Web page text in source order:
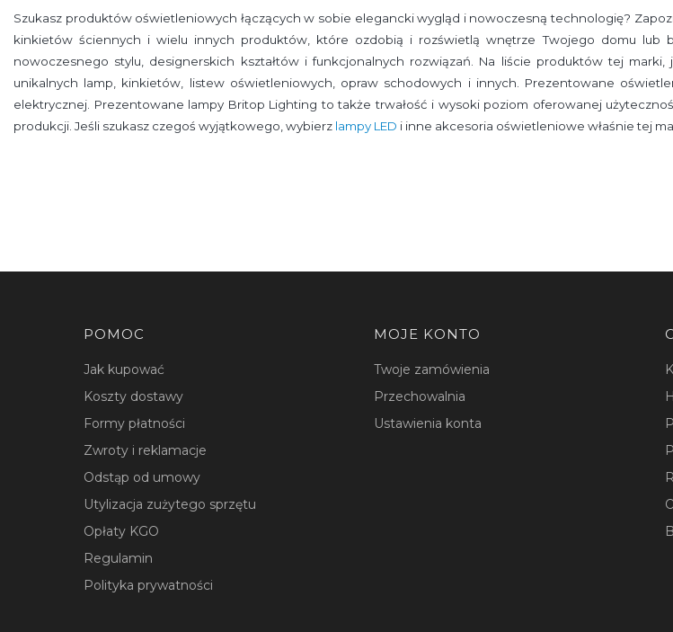
Szukasz produktów oświetleniowych łączących w sobie elegancki wygląd i nowoczesną technologię?
kinkietów ściennych i wielu innych produktów, które ozdobią i rozświetlą wnętrze Twojego domu lub
nowoczesnego stylu, designerskich kształtów i funkcjonalnych rozwiązań. Na liście produktów tej
unikalnych lamp, kinkietów, listew oświetleniowych, opraw schodowych i innych. Prezentowane
elektrycznej. Prezentowane lampy Britop Lighting to także trwałość i wysoki poziom oferowanej
produkcji. Jeśli szukasz czegoś wyjątkowego, wybierz lampy LED i inne akcesoria oświetleniowe właśnie tej
Linki w stopce
POMOC
Jak kupować
Koszty dostawy
Formy płatności
Zwroty i reklamacje
Odstąp od umowy
Utylizacja zużytego sprzętu
Opłaty KGO
Regulamin
Polityka prywatności
MOJE KONTO
Twoje zamówienia
Przechowalnia
Ustawienia konta